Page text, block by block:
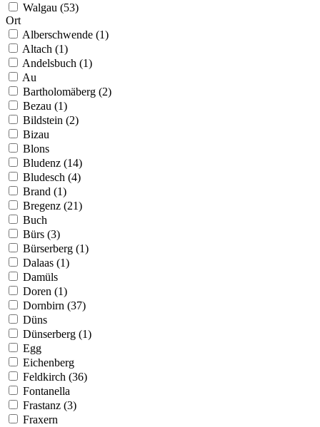
Walgau (53)
Ort
Alberschwende (1)
Altach (1)
Andelsbuch (1)
Au
Bartholomäberg (2)
Bezau (1)
Bildstein (2)
Bizau
Blons
Bludenz (14)
Bludesch (4)
Brand (1)
Bregenz (21)
Buch
Bürs (3)
Bürserberg (1)
Dalaas (1)
Damüls
Doren (1)
Dornbirn (37)
Düns
Dünserberg (1)
Egg
Eichenberg
Feldkirch (36)
Fontanella
Frastanz (3)
Fraxern